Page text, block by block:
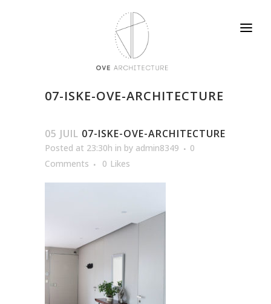
07-ISKE-OVE-ARCHITECTURE
05 JUIL 07-ISKE-OVE-ARCHITECTURE
Posted at 23:30h in by admin8349
0
Comments
0 Likes